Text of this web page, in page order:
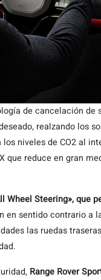
de cancelación
realzando los
niveles de CO2 al
que reduce en gran
Wheel Steering», que
en sentido contrario a
las ruedas
Range Rover